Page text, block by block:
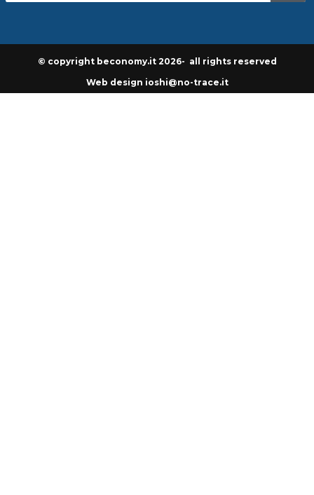
© copyright beconomy.it 2026- all rights reserved
Web design ioshi@no-trace.it